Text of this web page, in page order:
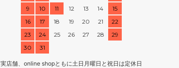
9
10 11 12 13 14
15
16
17 18 19 20 21
22
23
24 25 26 27 28
29
30
31
実店舗、online shopともに土日月曜日と祝日は定休日